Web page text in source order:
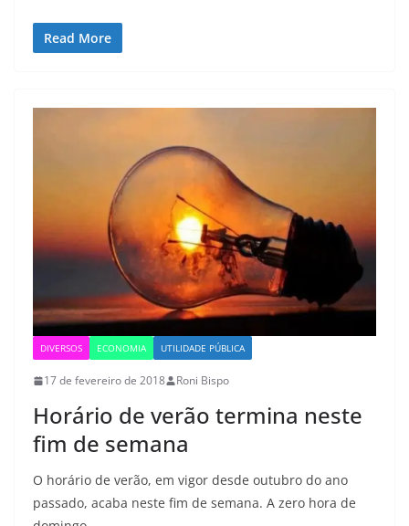
Read More
DIVERSOS ECONOMIA UTILIDADE PÚBLICA
17 de fevereiro de 2018 Roni Bispo
Horário de verão termina neste
fim de semana
O horário de verão, em vigor desde outubro do ano
passado, acaba neste fim de semana. A zero hora de